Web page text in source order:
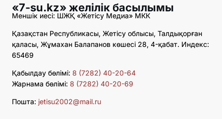
«7-su.kz» желілік басылымы
Меншік иесі: ШЖҚ «Жетісу Медиа» МКК
Қазақстан Республикасы, Жетісу облысы, Талдықорған
қаласы, Жұмахан Балапанов көшесі 28, 4-қабат. Индекс:
65469
Қабылдау бөлімі: 8 (7282) 40-20-64
Жарнама бөлімі: 8 (7282) 40-20-69
Пошта: jetisu2002@mail.ru